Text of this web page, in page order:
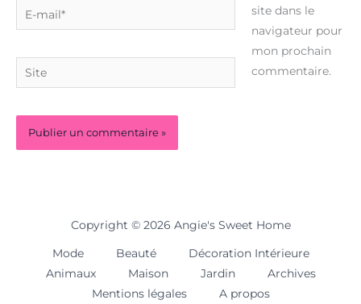
E-
mail*
Site
site dans le
navigateur pour
mon prochain
commentaire.
Copyright © 2026 Angie's Sweet Home
Mode Beauté
Décoration Intérieure
Animaux
Maison Jardin
Archives
Mentions légales
A propos